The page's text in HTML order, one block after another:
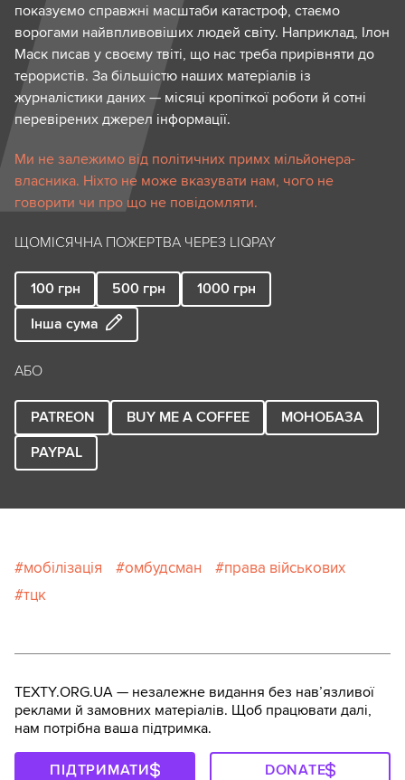
показуємо справжні масштаби катастроф, стаємо
ворогами найвпливовіших людей світу. Наприклад, Ілон
Маск писав у своєму твіті, що нас треба прирівняти до
терористів. За більшістю наших матеріалів із
журналістики даних — місяці кропіткої роботи й сотні
перевірених джерел інформації.
Ми не залежимо від політичних примх мільйонера-
власника. Ніхто не може вказувати нам, чого не
говорити чи про що не повідомляти.
ЩОМІСЯЧНА ПОЖЕРТВА ЧЕРЕЗ LIQPAY
100 грн 500 грн 1000 грн
Інша сума
АБО
PATREON BUY ME A COFFEE
МОНОБАЗА
PAYPAL
мобілізація омбудсман
права військових
тцк
TEXTY.ORG.UA — незалежне видання без навʼязливої
реклами й замовних матеріалів. Щоб працювати далі,
нам потрібна ваша підтримка.
ПІДТРИМАТИ DONATE